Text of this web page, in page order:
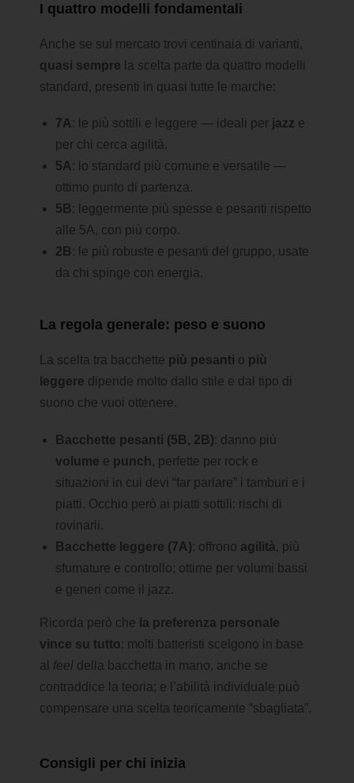
I quattro modelli fondamentali
Anche se sul mercato trovi centinaia di varianti,
quasi sempre la scelta parte da quattro modelli
standard, presenti in quasi tutte le marche:
7A: le più sottili e leggere — ideali per jazz e
per chi cerca agilità.
5A: lo standard più comune e versatile —
ottimo punto di partenza.
5B: leggermente più spesse e pesanti rispetto
alle 5A, con più corpo.
2B: le più robuste e pesanti del gruppo, usate
da chi spinge con energia.
La regola generale: peso e suono
La scelta tra bacchette più pesanti o più
leggere dipende molto dallo stile e dal tipo di
suono che vuoi ottenere.
Bacchette pesanti (5B, 2B): danno più
volume e punch, perfette per rock e
situazioni in cui devi “far parlare” i tamburi e i
piatti. Occhio però ai piatti sottili: rischi di
rovinarli.
Bacchette leggere (7A): offrono agilità, più
sfumature e controllo; ottime per volumi bassi
e generi come il jazz.
Ricorda però che la preferenza personale
vince su tutto: molti batteristi scelgono in base
al feel della bacchetta in mano, anche se
contraddice la teoria; e l’abilità individuale può
compensare una scelta teoricamente “sbagliata”.
Consigli per chi inizia